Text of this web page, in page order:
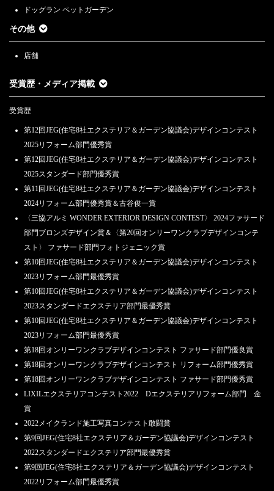
ドッグラン ペットガーデン
その他
店舗
受賞歴・メディア掲載
受賞歴
第12回JEG(住宅8社エクステリア＆ガーデン協議会)デザインコンテスト
2025リフォーム部門優秀賞
第12回JEG(住宅8社エクステリア＆ガーデン協議会)デザインコンテスト
2025スタンダード部門優秀賞
第11回JEG(住宅8社エクステリア＆ガーデン協議会)デザインコンテスト
2024リフォーム部門優秀賞＆古谷俊一賞
〈三協アルミ WONDER EXTERIOR DESIGN CONTEST〉 2024ファサード
部門ブロンズデザイン賞＆〈第20回オンリーワンクラブデザインコンテ
スト〉 ファサード部門フォトジェニック賞
第10回JEG(住宅8社エクステリア＆ガーデン協議会)デザインコンテスト
2023リフォーム部門最優秀賞
第10回JEG(住宅8社エクステリア＆ガーデン協議会)デザインコンテスト
2023スタンダードエクステリア部門最優秀賞
第10回JEG(住宅8社エクステリア＆ガーデン協議会)デザインコンテスト
2023リフォーム部門最優秀賞
第18回オンリーワンクラブデザインコンテスト ファサード部門優良賞
第18回オンリーワンクラブデザインコンテスト リフォーム部門優秀賞
第18回オンリーワンクラブデザインコンテスト ファサード部門優秀賞
LIXILエクステリアコンテスト2022 Dエクステリアリフォーム部門 金
賞
2022メイクランド施工写真コンテスト敢闘賞
第9回JEG(住宅8社エクステリア＆ガーデン協議会)デザインコンテスト
2022スタンダードエクステリア部門最優秀賞
第9回JEG(住宅8社エクステリア＆ガーデン協議会)デザインコンテスト
2022リフォーム部門最優秀賞